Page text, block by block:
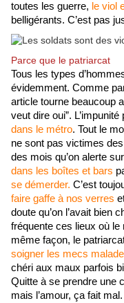
toutes les guerre, le viol
belligérants. C’est pas
Parce que le patriarcat
Tous les types
évidemment. Comme
article tourne beaucoup
veut dire oui”.
dans le métro. Tout le
ne sont pas victimes
des mois qu’on alerte sur
dans les boîtes et bars
se démerder. C’est
faire gaffe à nos verres
doute qu’on l’avait bien
fréquente ces lieux où
même façon, le
soigner les mecs
chéri aux maux parfois
Quitte à se prendre une
mais l’amour, ça fait